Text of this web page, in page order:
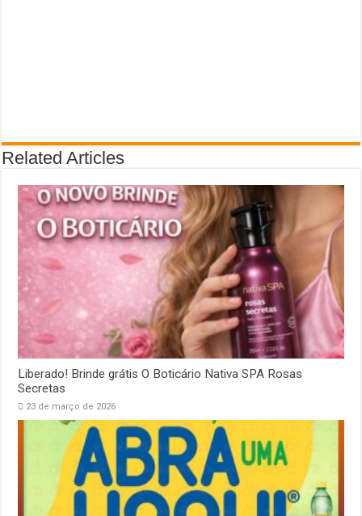
Related Articles
Liberado! Brinde grátis O Boticário Nativa SPA Rosas
Secretas
23 de março de 2026